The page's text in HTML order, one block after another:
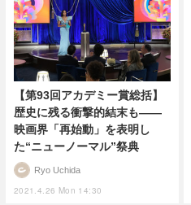
【第93回アカデミー賞総括】
歴史に残る衝撃的結末も――
映画界「再始動」を表明し
た“ニューノーマル”祭典
2021.4.26 Mon 14:30
Ryo Uchida